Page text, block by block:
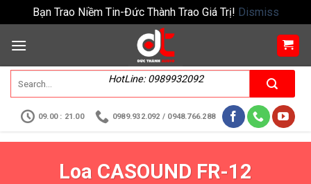
Bạn Trao Niềm Tin-Đức Thành Trao Giá Trị! Dismiss
HotLine: 0989932092
09.00 : 21.00 0989.932.092 / 0948.766.288
Loa CASOUND FR-12